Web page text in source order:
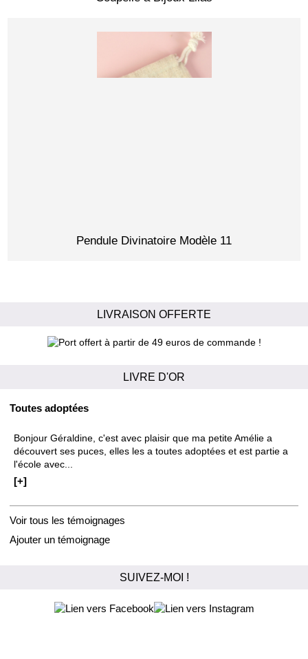
Pendule Divinatoire Modèle 11
LIVRAISON OFFERTE
LIVRE D'OR
Toutes adoptées
Bonjour Géraldine, c'est avec plaisir que ma petite Amélie a
découvert ses puces, elles les a toutes adoptées et est partie a
l'école avec...
[+]
Voir tous les témoignages
Ajouter un témoignage
SUIVEZ-MOI !